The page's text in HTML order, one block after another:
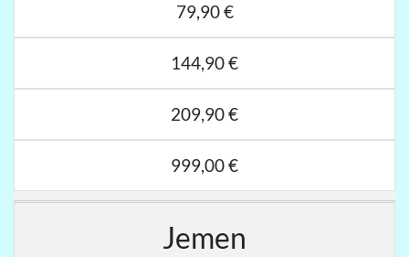
79,90 €
144,90 €
209,90 €
999,00 €
Jemen